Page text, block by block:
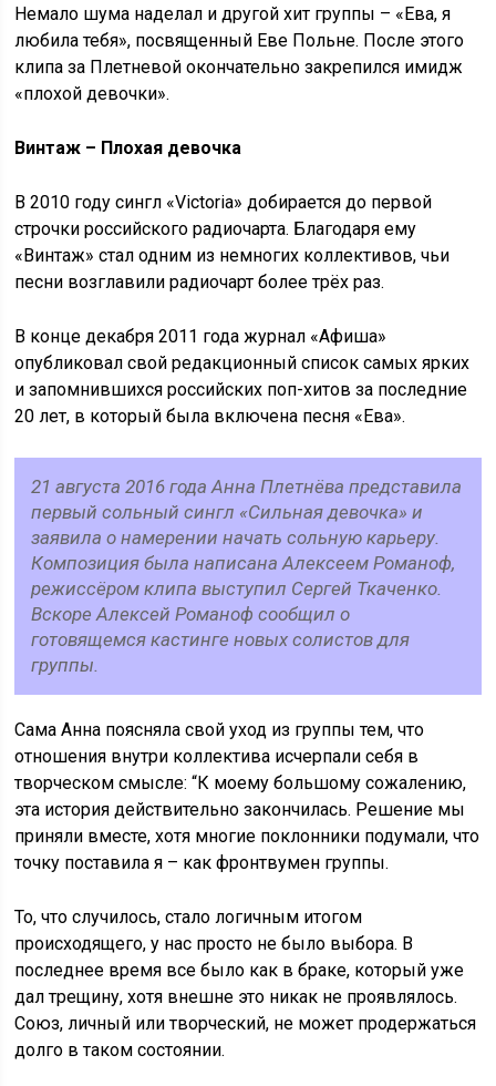
Немало шума наделал и другой хит группы – «Ева, я
любила тебя», посвященный Еве Польне. После этого
клипа за Плетневой окончательно закрепился имидж
«плохой девочки».
Винтаж – Плохая девочка
В 2010 году сингл «Victoria» добирается до первой
строчки российского радиочарта. Благодаря ему
«Винтаж» стал одним из немногих коллективов, чьи
песни возглавили радиочарт более трёх раз.
В конце декабря 2011 года журнал «Афиша»
опубликовал свой редакционный список самых ярких
и запомнившихся российских поп-хитов за последние
20 лет, в который была включена песня «Ева».
21 августа 2016 года Анна Плетнёва представила
первый сольный сингл «Сильная девочка» и
заявила о намерении начать сольную карьеру.
Композиция была написана Алексеем Романоф,
режиссёром клипа выступил Сергей Ткаченко.
Вскоре Алексей Романоф сообщил о
готовящемся кастинге новых солистов для
группы.
Сама Анна поясняла свой уход из группы тем, что
отношения внутри коллектива исчерпали себя в
творческом смысле: “К моему большому сожалению,
эта история действительно закончилась. Решение мы
приняли вместе, хотя многие поклонники подумали, что
точку поставила я – как фронтвумен группы.
То, что случилось, стало логичным итогом
происходящего, у нас просто не было выбора. В
последнее время все было как в браке, который уже
дал трещину, хотя внешне это никак не проявлялось.
Союз, личный или творческий, не может продержаться
долго в таком состоянии.